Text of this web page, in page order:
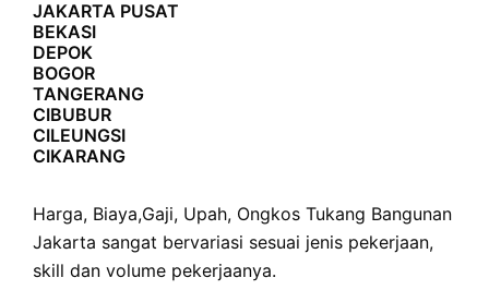
JAKARTA PUSAT
BEKASI
DEPOK
BOGOR
TANGERANG
CIBUBUR
CILEUNGSI
CIKARANG
Harga, Biaya,Gaji, Upah, Ongkos Tukang Bangunan
Jakarta sangat bervariasi sesuai jenis pekerjaan,
skill dan volume pekerjaanya.